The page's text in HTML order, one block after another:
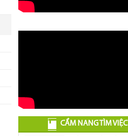
CẨM NANG TÌM VIỆC